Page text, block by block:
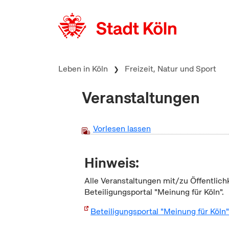
Leben in Köln Freizeit, Natur und Sport
Veranstaltungen
Vorlesen lassen
Hinweis:
Alle Veranstaltungen mit/zu
Beteiligungsportal "Meinung für Köln".
Beteiligungsportal "Meinung für Köln"